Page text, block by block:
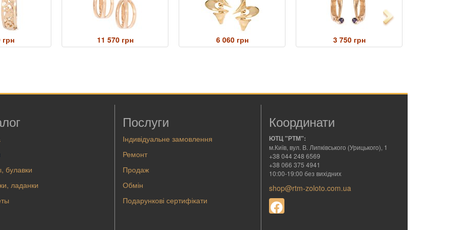
грн 11 570 грн 6 060 грн 3 750 грн
Next
булавки
ладанки
Послуги
Індивідуальне замовлення
Ремонт
Продаж
Обмін
Подарункові сертифікати
Координати
ЮТЦ "РТМ":
м.Київ, вул. В. Липківського (Урицького), 1
+38 044 248 6569
+38 066 375 4941
10:00-19:00 без вихідних
shop@rtm-zoloto.com.ua